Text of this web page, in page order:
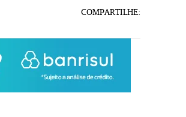
COMPARTILHE: